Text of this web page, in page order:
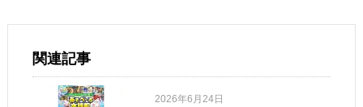
関連記事
2026年6月24日